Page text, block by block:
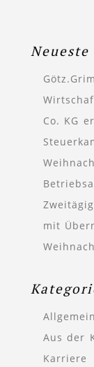
Co. KG
mit
Aus der
Karriere